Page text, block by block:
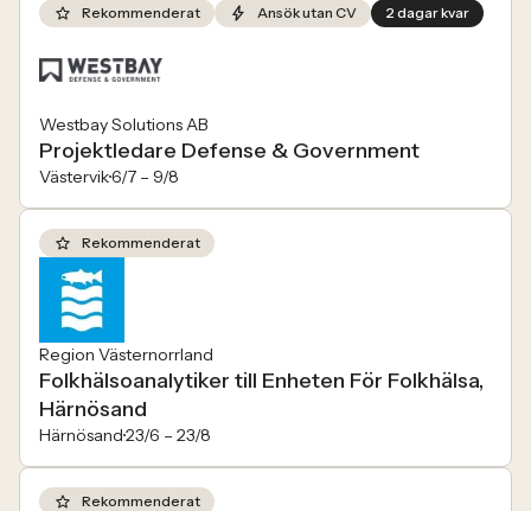
Rekommenderat Ansök utan CV 2 dagar kvar
Westbay Solutions AB
Projektledare Defense & Government
Västervik6/7 – 9/8
Rekommenderat
Region Västernorrland
Folkhälsoanalytiker till Enheten För Folkhälsa,
Härnösand
Härnösand23/6 – 23/8
Rekommenderat